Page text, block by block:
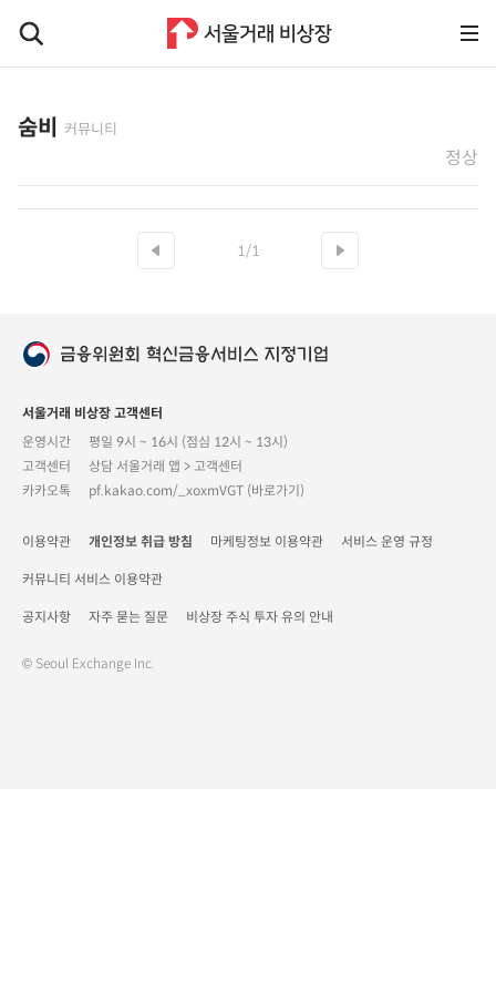
숨비 커뮤니티
정상
1/1
서울거래 비상장 고객센터
운영시간
평일 9시 ~ 16시 (점심 12시 ~ 13시)
고객센터
상담 서울거래 앱 > 고객센터
카카오톡
pf.kakao.com/_xoxmVGT (바로가기)
이용약관 개인정보 취급 방침 마케팅정보 이용약관 서비스 운영 규정
커뮤니티 서비스 이용약관
공지사항 자주 묻는 질문 비상장 주식 투자 유의 안내
© Seoul Exchange Inc.